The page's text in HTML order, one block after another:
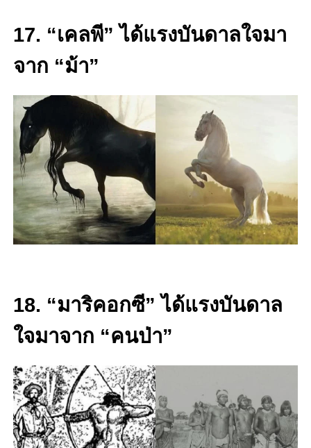
17. “เคลพี” ได้แรงบันดาลใจมา
จาก “ม้า”
18. “มาริคอกซี” ได้แรงบันดาล
ใจมาจาก “คนป่า”